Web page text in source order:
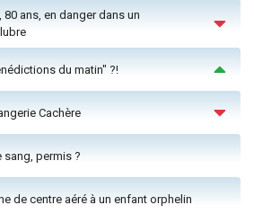
80 ans, en danger dans un
du matin" ?!
Cachère
sang, permis ?
de centre aéré à un enfant orphelin